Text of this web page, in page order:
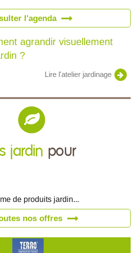
l'agenda
agrandir visuellement
?
Lire l'atelier jardinage
jardin pour
de produits jardin...
nos offres